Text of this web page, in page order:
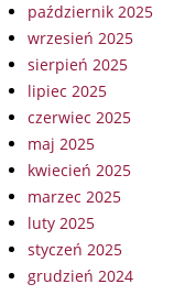
październik 2025
wrzesień 2025
sierpień 2025
lipiec 2025
czerwiec 2025
maj 2025
kwiecień 2025
marzec 2025
luty 2025
styczeń 2025
grudzień 2024